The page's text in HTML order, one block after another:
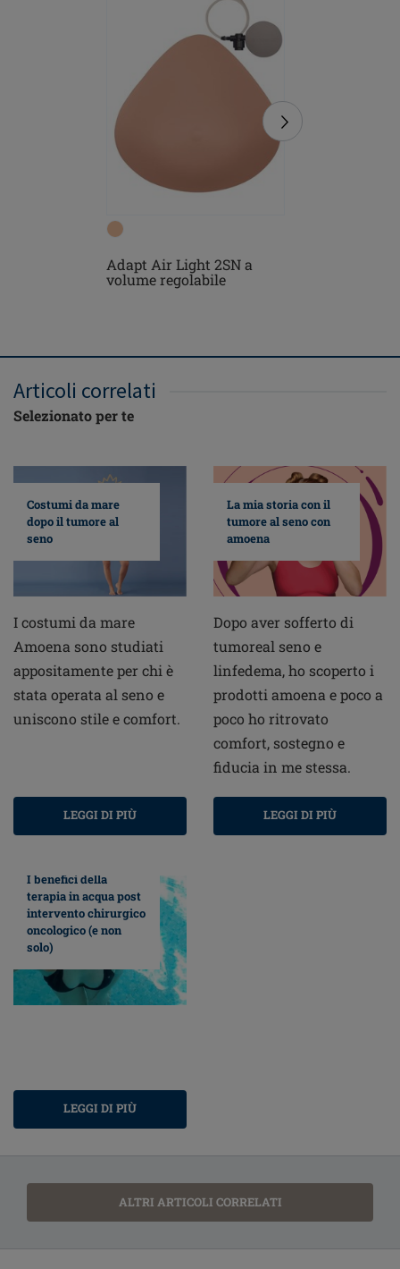
Adapt Air Light 2SN a
volume regolabile
Articoli correlati
Selezionato per te
Costumi da mare
dopo il tumore al
seno
I costumi da mare
Amoena sono studiati
appositamente per chi è
stata operata al seno e
uniscono stile e comfort.
LEGGI DI PIÙ
La mia storia con il
tumore al seno con
amoena
Dopo aver sofferto di
tumoreal seno e
linfedema, ho scoperto i
prodotti amoena e poco a
poco ho ritrovato
comfort, sostegno e
fiducia in me stessa.
LEGGI DI PIÙ
I benefici della
terapia in acqua post
intervento chirurgico
oncologico (e non
solo)
LEGGI DI PIÙ
ALTRI ARTICOLI CORRELATI